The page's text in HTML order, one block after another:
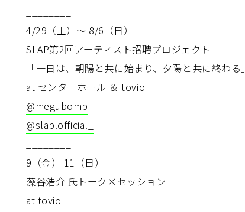
4/29（土）〜 8/6（日）
SLAP第2回アーティスト招聘プロジェクト
「一日は、朝陽と共に始まり、夕陽と共に終わる」
at センターホール ＆ tovio
@megubomb
@slap.official_
9（金） 11（日）
藻谷浩介 氏トーク×セッション
at tovio